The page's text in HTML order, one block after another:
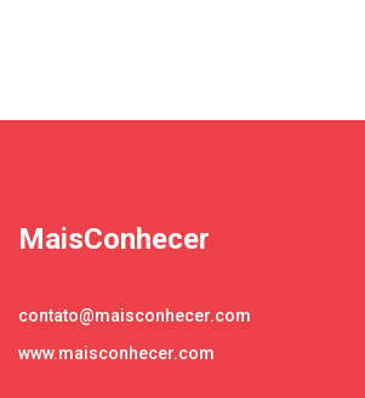
MaisConhecer
contato@maisconhecer.com
www.maisconhecer.com